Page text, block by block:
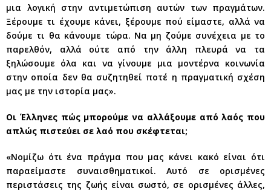
μια λογική στην αντιμετώπιση αυτών των πραγμάτων.
Ξέρουμε τι έχουμε κάνει, ξέρουμε πού είμαστε, αλλά να
δούμε τι θα κάνουμε τώρα. Να μη ζούμε συνέχεια με το
παρελθόν, αλλά ούτε από την άλλη πλευρά να τα
ξηλώσουμε όλα και να γίνουμε μια μοντέρνα κοινωνία
στην οποία δεν θα συζητηθεί ποτέ η πραγματική σχέση
μας με την ιστορία μας».
Οι Έλληνες πώς μπορούμε να αλλάξουμε από λαός που
απλώς πιστεύει σε λαό που σκέφτεται;
«Νομίζω ότι ένα πράγμα που μας κάνει κακό είναι ότι
παραείμαστε συναισθηματικοί. Αυτό σε ορισμένες
περιστάσεις της ζωής είναι σωστό, σε ορισμένες άλλες,